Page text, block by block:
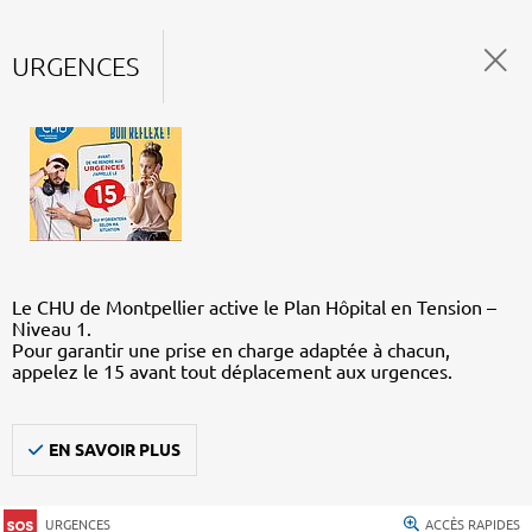
URGENCES
Le CHU de Montpellier active le Plan Hôpital en Tension –
Niveau 1.
Pour garantir une prise en charge adaptée à chacun,
appelez le 15 avant tout déplacement aux urgences.
EN SAVOIR PLUS
URGENCES ACCÈS RAPIDES